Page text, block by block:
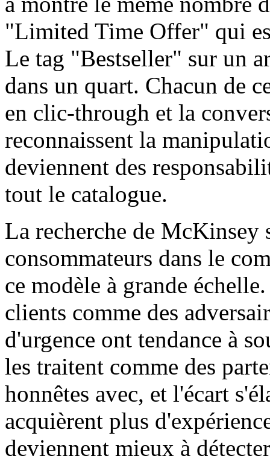
"Limited Time Offer" qui
Le tag "Bestseller" sur un
dans un quart. Chacun de
en clic-through et la
reconnaissent la
deviennent des
tout le catalogue.
La recherche de McKinsey
consommateurs dans le
ce modèle à grande
clients comme des
d'urgence ont tendance à
les traitent comme des
honnêtes avec, et l'écart
acquièrent plus
deviennent mieux à